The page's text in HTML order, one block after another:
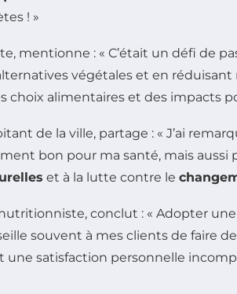
! »
mentionne : « C’était un défi de
végétales et en
choix alimentaires et des impacts
de la ville, partage : « J’ai
bon pour ma santé, mais
et à la lutte contre le
conclut : « Adopter
souvent à mes clients de faire
une satisfaction personnelle